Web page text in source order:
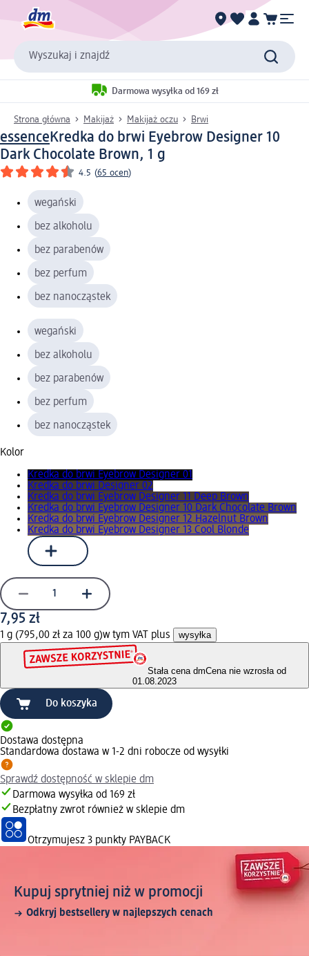
Wyszukaj i znajdź
Darmowa wysyłka od 169 zł
Strona główna Makijaż Makijaż oczu Brwi
essence Kredka do brwi Eyebrow Designer 10
Dark Chocolate Brown, 1 g
4.5 (65 ocen)
wegański
bez alkoholu
bez parabenów
bez perfum
bez nanocząstek
wegański
bez alkoholu
bez parabenów
bez perfum
bez nanocząstek
Kolor
Kredka do brwi Eyebrow Designer 01
Kredka do brwi Designer 02
Kredka do brwi Eyebrow Designer 11 Deep Brown
Kredka do brwi Eyebrow Designer 10 Dark Chocolate Brown
Kredka do brwi Eyebrow Designer 12 Hazelnut Brown
Kredka do brwi Eyebrow Designer 13 Cool Blonde
7,95 zł
1 g (795,00 zł za 100 g)w tym VAT plus wysyłka
Stała cena dmCena nie wzrosła od
01.08.2023
Do koszyka
Dostawa dostępna
Standardowa dostawa w 1-2 dni robocze od wysyłki
Sprawdź dostępność w sklepie dm
Darmowa wysyłka od 169 zł
Bezpłatny zwrot również w sklepie dm
Otrzymujesz 3 punkty PAYBACK
Kupuj sprytniej niż w promocji
Odkryj bestsellery w najlepszych cenach